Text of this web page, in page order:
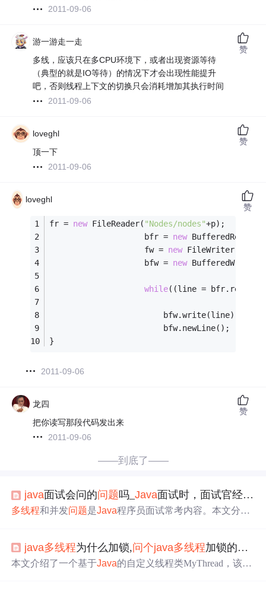
2011-09-06
游一游走一走
多线，应该只在多CPU环境下，或者出现资源等待
（典型的就是IO等待）的情况下才会出现性能提升
吧，否则线程上下文的切换只会消耗增加其执行时间
2011-09-06
赞
loveghl
顶一下
2011-09-06
赞
loveghl
fr = new FileReader( "Nodes/nodes"+p);
					bfr =
new
					fw =
new FileWriter(
					bfw =
new
while((line =
						bfw.write(line);
						bfw.newLine();
}
2011-09-06
赞
龙四
把你读写那段代码发出来
2011-09-06
赞
——到底了——
java面试会问的问题吗_Java面试时，面试官经常会问的5个
多线程和并发问题是Java程序员面试常考内容。本文分享
列、死锁程序编写及解决等，Java应用广泛，相关程序员
职业前景广阔。
java多线程为什么加锁,问个java多线程加锁的有关
本文介绍了一个基于Java的自定义线程类MyThread，该类